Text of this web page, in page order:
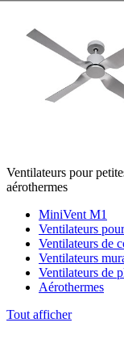
Ventilateurs pour
aérothermes
MiniVent M1
Ventilateurs
Ventilateurs de
Ventilateurs
Ventilateurs de
Aérothermes
Tout afficher